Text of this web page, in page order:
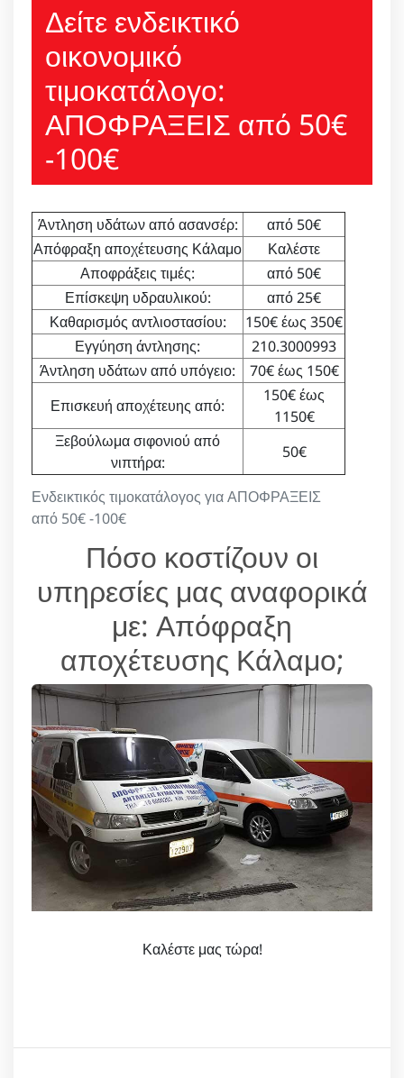
Δείτε ενδεικτικό
οικονομικό
τιμοκατάλογο:
ΑΠΟΦΡΑΞΕΙΣ από 50€
-100€
Ενδεικτικός τιμοκατάλογος για ΑΠΟΦΡΑΞΕΙΣ
από 50€ -100€
Άντληση υδάτων από ασανσέρ:
από 50€
Απόφραξη αποχέτευσης Κάλαμο
Καλέστε
Αποφράξεις τιμές:
από 50€
Επίσκεψη υδραυλικού:
από 25€
Καθαρισμός αντλιοστασίου:
150€ έως 350€
Εγγύηση άντλησης:
210.3000993
Άντληση υδάτων από υπόγειο:
70€ έως 150€
Επισκευή αποχέτευης από:
150€ έως
1150€
Ξεβούλωμα σιφονιού από
νιπτήρα:
50€
Πόσο κοστίζουν οι
υπηρεσίες μας αναφορικά
με: Απόφραξη
αποχέτευσης Κάλαμο;
Καλέστε μας τώρα!